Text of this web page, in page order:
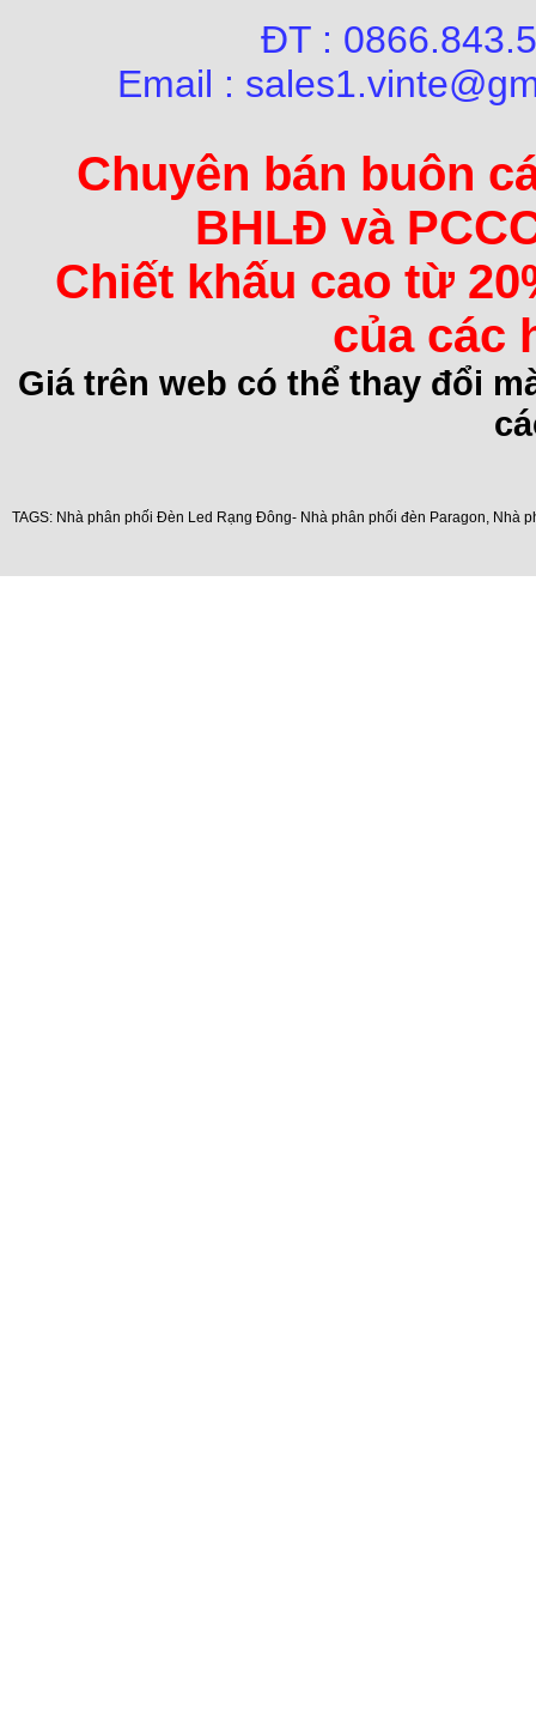
ĐT :
Email :
Chuyên bán buôn
BHLĐ và
Chiết khấu cao từ
của các
Giá trên web có thể thay đổi
TAGS: Nhà phân phối Đèn Led Rạng Đông- Nhà phân phối đèn Paragon, Nhà